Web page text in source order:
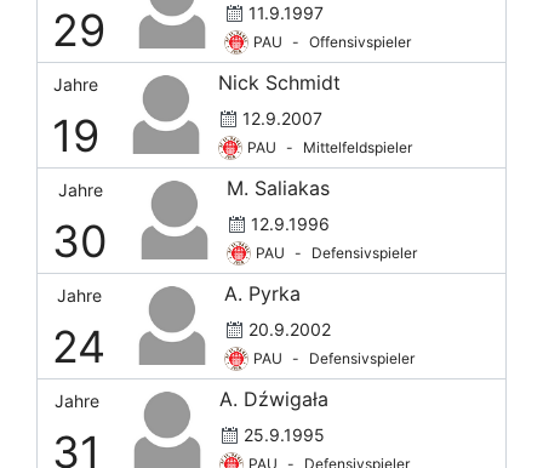
29 11.9.1997
PAU - Offensivspieler
Jahre
19
Nick Schmidt
12.9.2007
PAU - Mittelfeldspieler
Jahre
30
M. Saliakas
12.9.1996
PAU - Defensivspieler
Jahre
24
A. Pyrka
20.9.2002
PAU - Defensivspieler
Jahre
31
A. Dźwigała
25.9.1995
PAU - Defensivspieler